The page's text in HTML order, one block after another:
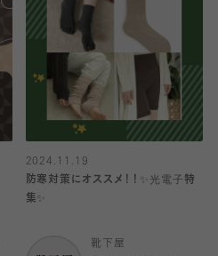
2024.11.19
防寒対策にオススメ！！✨光電子特
集✨
靴下屋